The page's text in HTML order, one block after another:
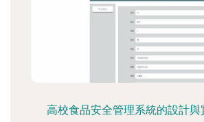
高校食品安全管理系統的設計